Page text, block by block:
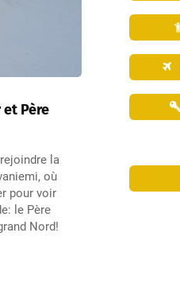
Père
la
où
pour voir
le Père
Nord!